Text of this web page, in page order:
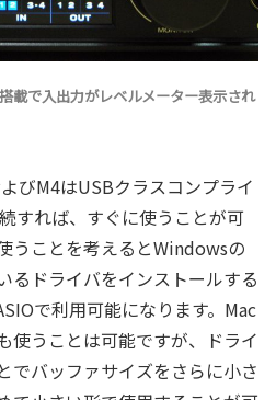
載で入出力がレベルメーター表示され
びM4はUSBクラスコンプライ
すれば、すぐに使うことが可
うことを考えるとWindowsの
るドライバをインストールする
で利用可能になります。Mac
使うことは可能ですが、ドライ
でバッファサイズをさらに小さ